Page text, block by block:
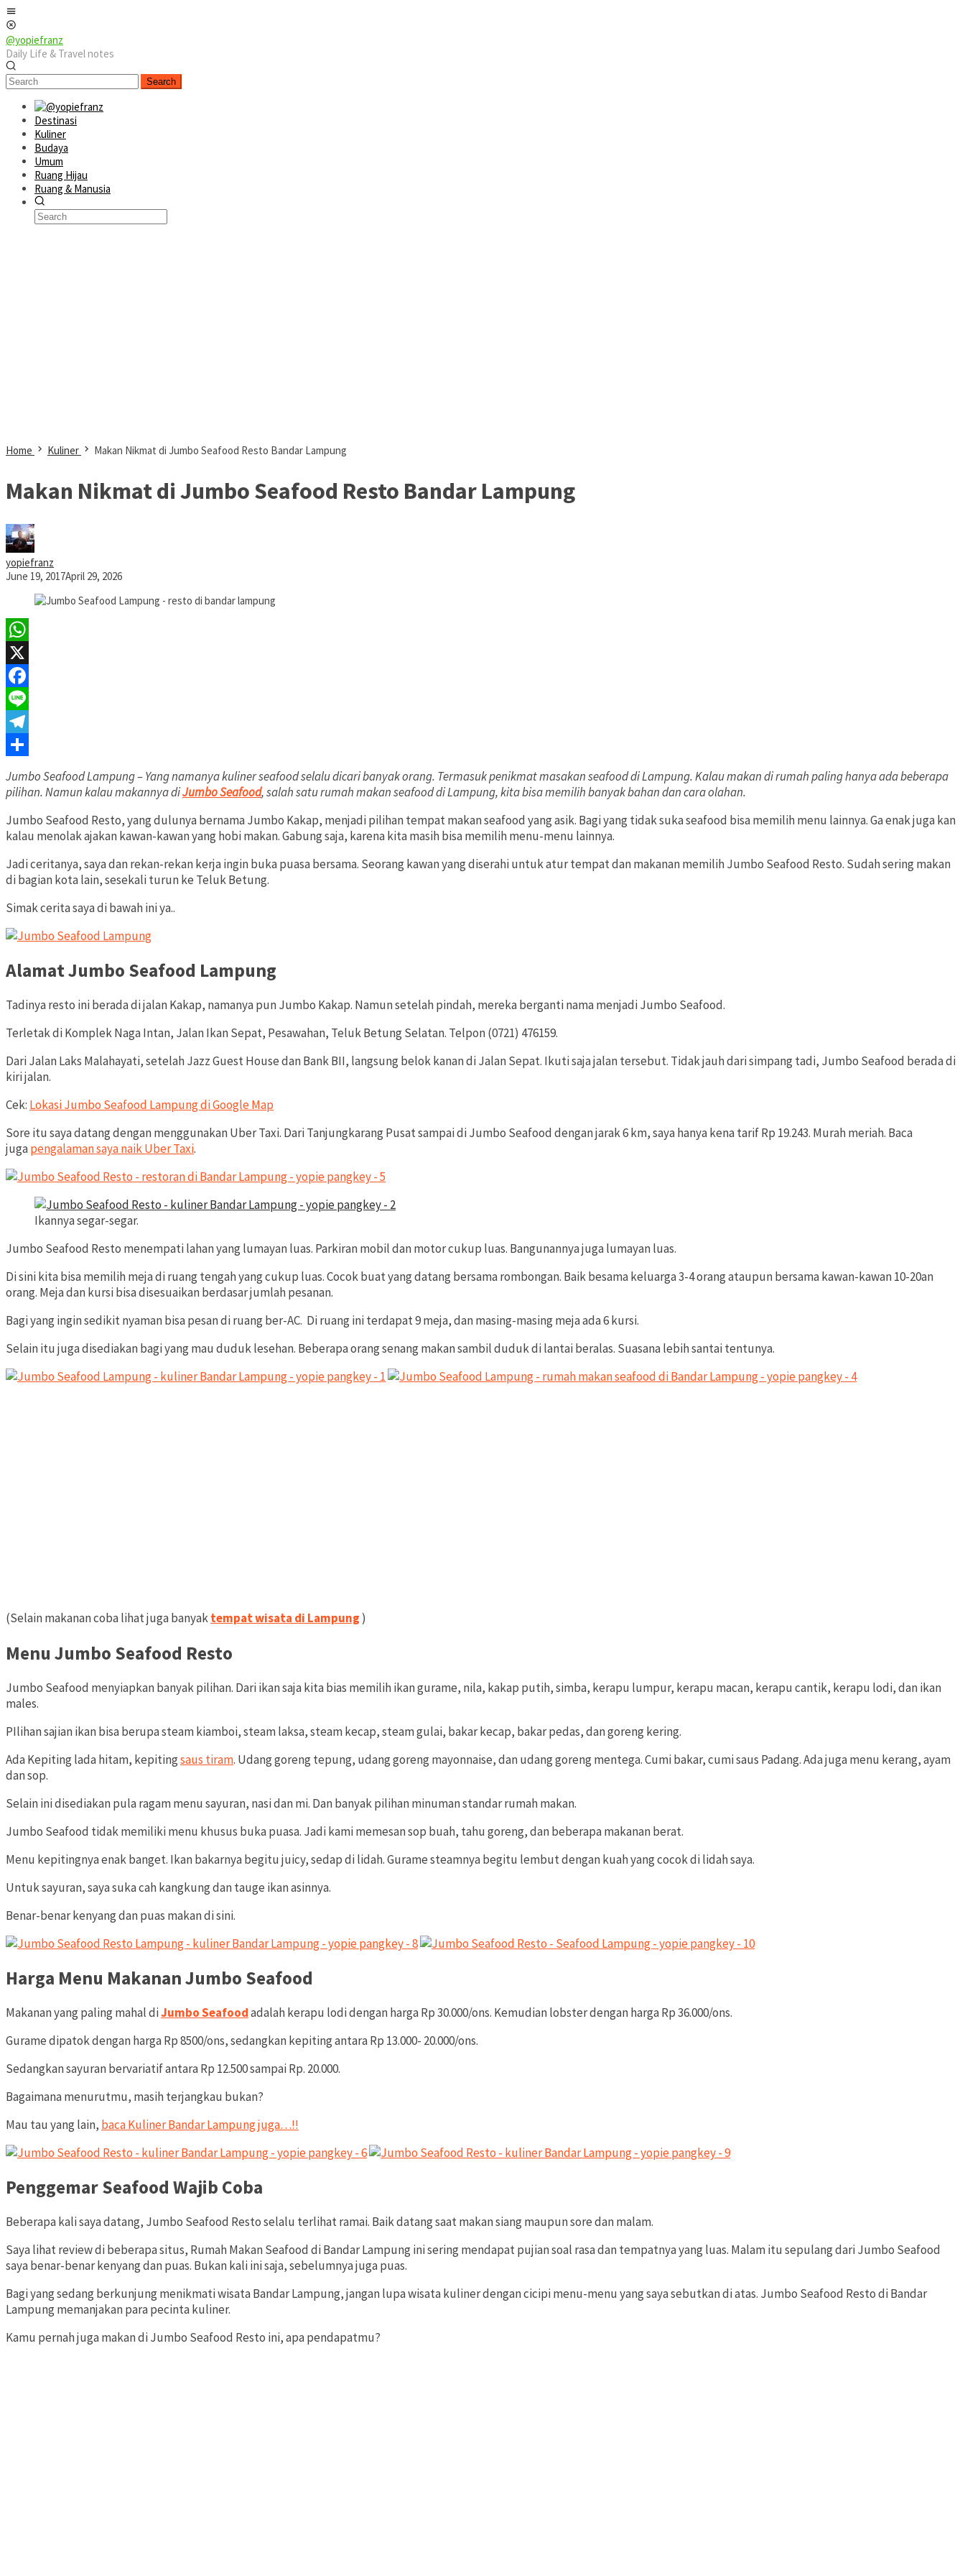
Skip
to
content
@yopiefranz
Daily Life & Travel notes
Search
Destinasi
Kuliner
Budaya
Umum
Ruang Hijau
Ruang & Manusia
Home Kuliner Makan Nikmat di Jumbo Seafood Resto Bandar Lampung
Makan Nikmat di Jumbo Seafood Resto Bandar Lampung
yopiefranz
June 19, 2017April 29, 2026
WhatsApp
X
Facebook
Line
Telegram
Share
Jumbo Seafood Lampung – Yang namanya kuliner seafood selalu dicari banyak orang. Termasuk penikmat masakan seafood di Lampung. Kalau makan di rumah paling hanya ada beberapa
pilihan. Namun kalau makannya diJumbo Seafood, salah satu rumah makan seafood di Lampung, kita bisa memilih banyak bahan dan cara olahan.
Jumbo Seafood Resto, yang dulunya bernama Jumbo Kakap, menjadi pilihan tempat makan seafood yang asik. Bagi yang tidak suka seafood bisa memilih menu lainnya. Ga enak juga kan
kalau menolak ajakan kawan-kawan yang hobi makan. Gabung saja, karena kita masih bisa memilih menu-menu lainnya.
Jadi ceritanya, saya dan rekan-rekan kerja ingin buka puasa bersama. Seorang kawan yang diserahi untuk atur tempat dan makanan memilih Jumbo Seafood Resto. Sudah sering makan
di bagian kota lain, sesekali turun ke Teluk Betung.
Simak cerita saya di bawah ini ya..
Alamat Jumbo Seafood Lampung
Tadinya resto ini berada di jalan Kakap, namanya pun Jumbo Kakap. Namun setelah pindah, mereka berganti nama menjadi Jumbo Seafood.
Terletak di Komplek Naga Intan, Jalan Ikan Sepat, Pesawahan, Teluk Betung Selatan. Telpon (0721) 476159.
Dari Jalan Laks Malahayati, setelah Jazz Guest House dan Bank BII, langsung belok kanan di Jalan Sepat. Ikuti saja jalan tersebut. Tidak jauh dari simpang tadi, Jumbo Seafood berada di
kiri jalan.
Cek: Lokasi Jumbo Seafood Lampung di Google Map
Sore itu saya datang dengan menggunakan Uber Taxi. Dari Tanjungkarang Pusat sampai di Jumbo Seafood dengan jarak 6 km, saya hanya kena tarif Rp 19.243. Murah meriah. Baca
jugapengalaman saya naik Uber Taxi.
Ikannya segar-segar.
Jumbo Seafood Resto menempati lahan yang lumayan luas. Parkiran mobil dan motor cukup luas. Bangunannya juga lumayan luas.
Di sini kita bisa memilih meja di ruang tengah yang cukup luas. Cocok buat yang datang bersama rombongan. Baik besama keluarga 3-4 orang ataupun bersama kawan-kawan 10-20an
orang. Meja dan kursi bisa disesuaikan berdasar jumlah pesanan.
Bagi yang ingin sedikit nyaman bisa pesan di ruang ber-AC. Di ruang ini terdapat 9 meja, dan masing-masing meja ada 6 kursi.
Selain itu juga disediakan bagi yang mau duduk lesehan. Beberapa orang senang makan sambil duduk di lantai beralas. Suasana lebih santai tentunya.
(Selain makanan coba lihat juga banyaktempat wisata di Lampung )
Menu Jumbo Seafood Resto
Jumbo Seafood menyiapkan banyak pilihan. Dari ikan saja kita bias memilih ikan gurame, nila, kakap putih, simba, kerapu lumpur, kerapu macan, kerapu cantik, kerapu lodi, dan ikan
males.
PIlihan sajian ikan bisa berupa steam kiamboi, steam laksa, steam kecap, steam gulai, bakar kecap, bakar pedas, dan goreng kering.
Ada Kepiting lada hitam, kepitingsaus tiram. Udang goreng tepung, udang goreng mayonnaise, dan udang goreng mentega. Cumi bakar, cumi saus Padang. Ada juga menu kerang, ayam
dan sop.
Selain ini disediakan pula ragam menu sayuran, nasi dan mi. Dan banyak pilihan minuman standar rumah makan.
Jumbo Seafood tidak memiliki menu khusus buka puasa. Jadi kami memesan sop buah, tahu goreng, dan beberapa makanan berat.
Menu kepitingnya enak banget. Ikan bakarnya begitu juicy, sedap di lidah. Gurame steamnya begitu lembut dengan kuah yang cocok di lidah saya.
Untuk sayuran, saya suka cah kangkung dan tauge ikan asinnya.
Benar-benar kenyang dan puas makan di sini.
Harga Menu Makanan Jumbo Seafood
Makanan yang paling mahal diJumbo Seafoodadalah kerapu lodi dengan harga Rp 30.000/ons. Kemudian lobster dengan harga Rp 36.000/ons.
Gurame dipatok dengan harga Rp 8500/ons, sedangkan kepiting antara Rp 13.000- 20.000/ons.
Sedangkan sayuran bervariatif antara Rp 12.500 sampai Rp. 20.000.
Bagaimana menurutmu, masih terjangkau bukan?
Mau tau yang lain, baca Kuliner Bandar Lampung juga…!!
Penggemar Seafood Wajib Coba
Beberapa kali saya datang, Jumbo Seafood Resto selalu terlihat ramai. Baik datang saat makan siang maupun sore dan malam.
Saya lihat review di beberapa situs, Rumah Makan Seafood di Bandar Lampung ini sering mendapat pujian soal rasa dan tempatnya yang luas. Malam itu sepulang dari Jumbo Seafood
saya benar-benar kenyang dan puas. Bukan kali ini saja, sebelumnya juga puas.
Bagi yang sedang berkunjung menikmati wisata Bandar Lampung, jangan lupa wisata kuliner dengan cicipi menu-menu yang saya sebutkan di atas. Jumbo Seafood Resto di Bandar
Lampung memanjakan para pecinta kuliner.
Kamu pernah juga makan di Jumbo Seafood Resto ini, apa pendapatmu?